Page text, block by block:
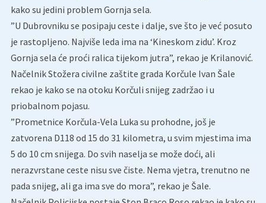
kako su jedini problem Gornja sela.
”U Dubrovniku se posipaju ceste i dalje, sve što je već posuto
je rastopljeno. Najviše leda ima na ‘Kineskom zidu’. Kroz
Gornja sela će proći ralica tijekom jutra”, rekao je Krilanović.
Načelnik Stožera civilne zaštite grada Korčule Ivan Šale
rekao je kako se na otoku Korčuli snijeg zadržao i u
priobalnom pojasu.
”Prometnice Korčula-Vela Luka su prohodne, još je
zatvorena D118 od 15 do 31 kilometra, u svim mjestima ima
5 do 10 cm snijega. Do svih naselja se može doći, ali
nerazvrstane ceste nisu sve čiste. Nema vjetra, trenutno ne
pada snijeg, ali ga ima sve do mora”, rekao je Šale.